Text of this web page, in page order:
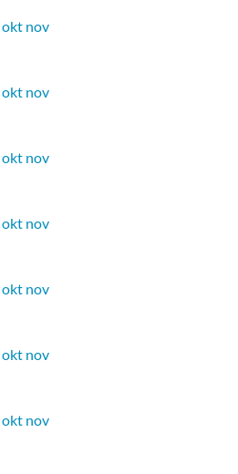
okt nov
okt nov
okt nov
okt nov
okt nov
okt nov
okt nov